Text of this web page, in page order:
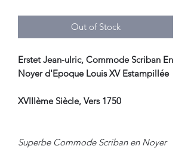
Out of Stock
Erstet Jean-ulric, Commode Scriban En
Noyer d'Epoque Louis XV Estampillée
XVIIIème Siècle, Vers 1750
Superbe Commode Scriban en Noyer